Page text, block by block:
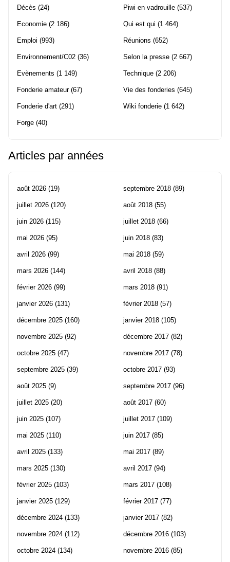
Décès (24)
Economie (2 186)
Emploi (993)
Environnement/C02 (36)
Evènements (1 149)
Fonderie amateur(67)
Fonderie d'art (291)
Forge (40)
Piwi en vadrouille (537)
Qui est qui (1 464)
Réunions (652)
Selon la presse (2 667)
Technique (2 206)
Vie des fonderies (645)
Wiki fonderie (1 642)
Articles par années
août 2026 (19)
juillet 2026 (120)
juin 2026 (115)
mai 2026 (95)
avril 2026 (99)
mars 2026 (144)
février 2026 (99)
janvier 2026 (131)
décembre 2025 (160)
novembre 2025 (92)
octobre 2025 (47)
septembre 2025 (39)
août 2025 (9)
juillet 2025 (20)
juin 2025 (107)
mai 2025 (110)
avril 2025 (133)
mars 2025 (130)
février 2025 (103)
janvier 2025 (129)
décembre 2024 (133)
novembre 2024 (112)
octobre 2024 (134)
septembre 2018 (89)
août 2018 (55)
juillet 2018 (66)
juin 2018 (83)
mai 2018 (59)
avril 2018 (88)
mars 2018 (91)
février 2018 (57)
janvier 2018 (105)
décembre 2017 (82)
novembre 2017 (78)
octobre 2017 (93)
septembre 2017 (96)
août 2017 (60)
juillet 2017 (109)
juin 2017 (85)
mai 2017 (89)
avril 2017 (94)
mars 2017 (108)
février 2017 (77)
janvier 2017 (82)
décembre 2016 (103)
novembre 2016 (85)